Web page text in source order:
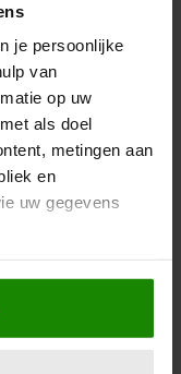
je persoonlijke
van
op uw
als doel
metingen aan
en
uw gegevens
geografische
kan zijn
–
NIET